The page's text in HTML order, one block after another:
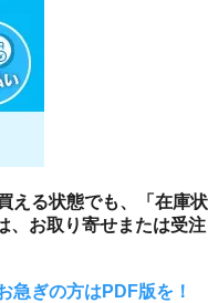
える状態でも、「在庫状
、お取り寄せまたは受注
ぎの方はPDF版を！